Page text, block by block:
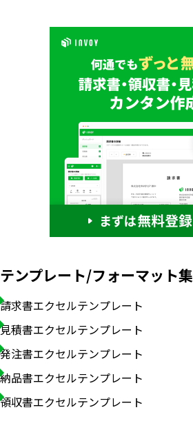
テンプレート/フォーマット集
請求書エクセルテンプレート
見積書エクセルテンプレート
発注書エクセルテンプレート
納品書エクセルテンプレート
領収書エクセルテンプレート